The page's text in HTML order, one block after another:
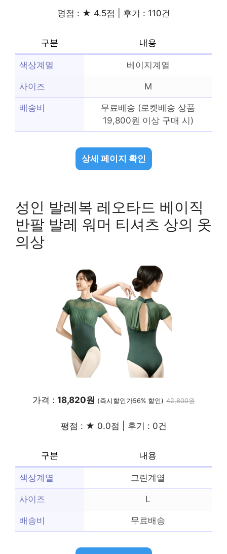
평점 : ★ 4.5점 | 후기 : 110건
구분 내용
색상계열 베이지계열
사이즈 M
배송비
무료배송 (로켓배송 상품
19,800원 이상 구매 시)
상세 페이지 확인
성인 발레복 레오타드 베이직
반팔 발레 워머 티셔츠 상의 옷
의상
가격 : 18,820원 (즉시할인가56% 할인) 42,800원
평점 : ★ 0.0점 | 후기 : 0건
구분 내용
색상계열 그린계열
사이즈 L
배송비 무료배송